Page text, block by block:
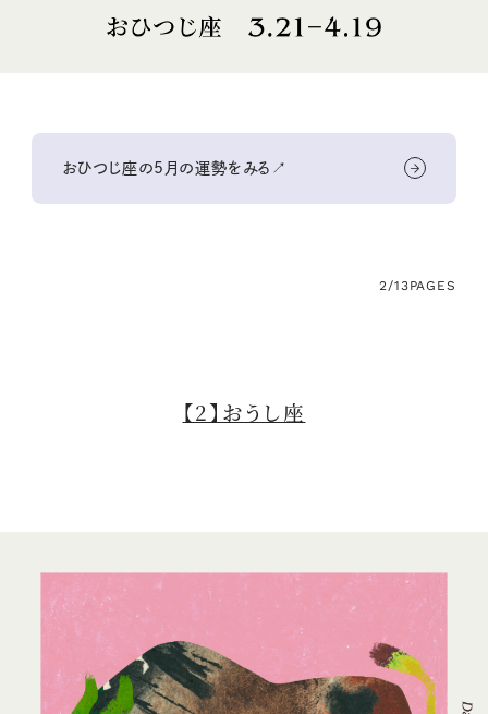
おひつじ座の5月の運勢をみる↗
2/13PAGES
【2】おうし座